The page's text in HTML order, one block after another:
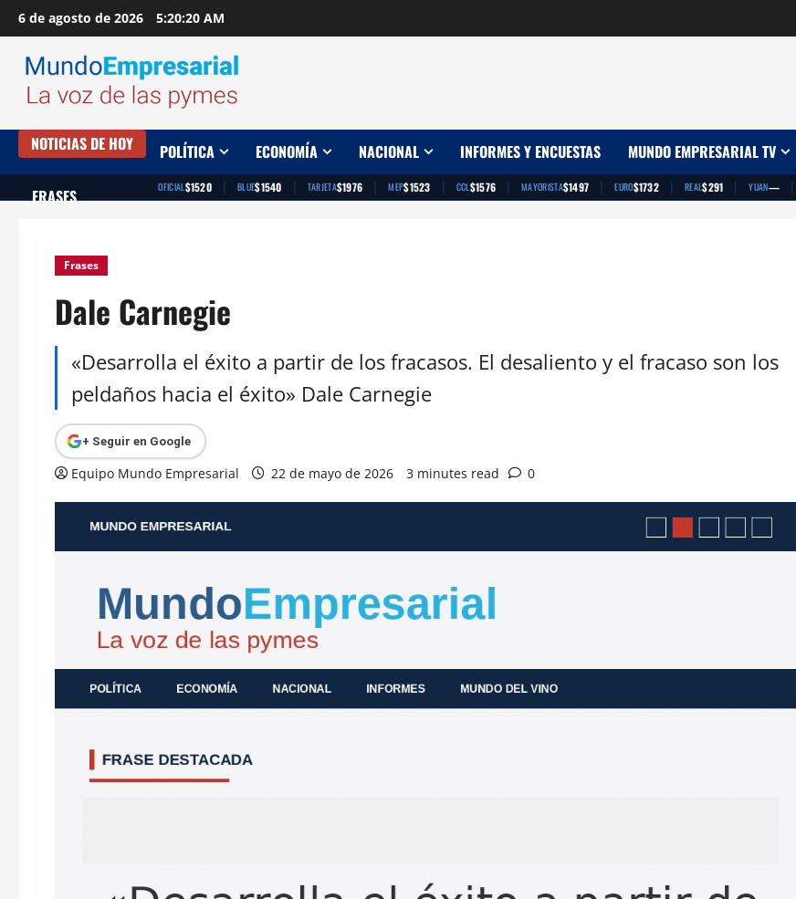
Saltar
al
contenido
6 de agosto de 2026 5:20:21 AM
NOTICIAS DE HOY POLÍTICA ECONOMÍA NACIONAL INFORMES Y ENCUESTAS MUNDO EMPRESARIAL TV
FRASES OFICIAL$1520 | BLUE$1540 | TARJETA$1976 | MEP$1523 | CCL$1576 | MAYORISTA$1497 | EURO$1732 | REAL$291 | YUAN— |
Frases
Dale Carnegie
«Desarrolla el éxito a partir de los fracasos. El desaliento y el fracaso son los
peldaños hacia el éxito» Dale Carnegie
+ Seguir en Google
Equipo Mundo Empresarial 22 de mayo de 2026 3 minutes read 0